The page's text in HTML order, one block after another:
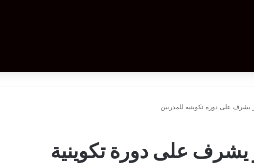
يشرف على دورة تكوينية للمدربين
يشرف على دورة تكوينية